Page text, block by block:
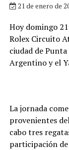
21 de enero de
Hoy domingo
Rolex Circuito
ciudad de
Argentino y el
La jornada
provenientes
cabo tres
participación de